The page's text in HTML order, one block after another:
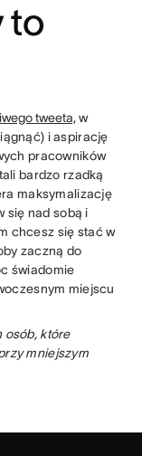
to
tweeta,w
i aspirację
pracowników
bardzo rzadką
maksymalizację
się nad sobą i
chcesz się stać w
zaczną do
świadomie
miejscu
osób, które
mniejszym